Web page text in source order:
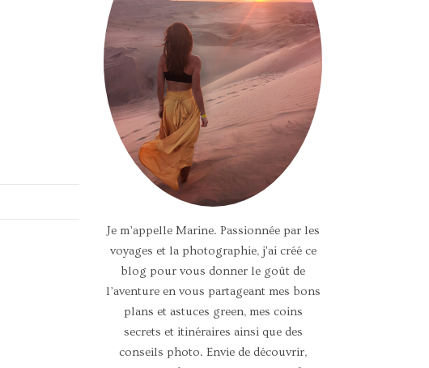
Je m’appelle Marine. Passionnée par les
voyages et la photographie, j'ai créé ce
blog pour vous donner le goût de
l’aventure en vous partageant mes bons
plans et astuces green, mes coins
secrets et itinéraires ainsi que des
conseils photo. Envie de découvrir,